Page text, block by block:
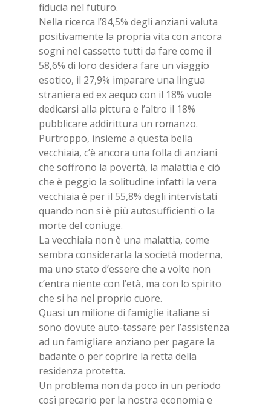
fiducia nel futuro.
Nella ricerca l’84,5% degli anziani valuta
positivamente la propria vita con ancora
sogni nel cassetto tutti da fare come il
58,6% di loro desidera fare un viaggio
esotico, il 27,9% imparare una lingua
straniera ed ex aequo con il 18% vuole
dedicarsi alla pittura e l’altro il 18%
pubblicare addirittura un romanzo.
Purtroppo, insieme a questa bella
vecchiaia, c’è ancora una folla di anziani
che soffrono la povertà, la malattia e ciò
che è peggio la solitudine infatti la vera
vecchiaia è per il 55,8% degli intervistati
quando non si è più autosufficienti o la
morte del coniuge.
La vecchiaia non è una malattia, come
sembra considerarla la società moderna,
ma uno stato d’essere che a volte non
c’entra niente con l’età, ma con lo spirito
che si ha nel proprio cuore.
Quasi un milione di famiglie italiane si
sono dovute auto-tassare per l’assistenza
ad un famigliare anziano per pagare la
badante o per coprire la retta della
residenza protetta.
Un problema non da poco in un periodo
così precario per la nostra economia e